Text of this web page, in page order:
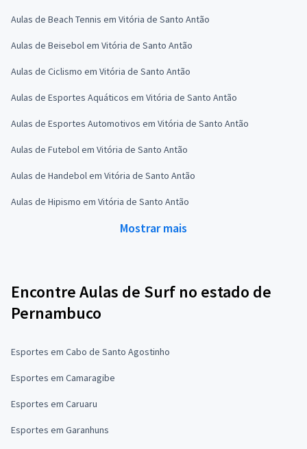
Aulas de Beach Tennis em Vitória de Santo Antão
Aulas de Beisebol em Vitória de Santo Antão
Aulas de Ciclismo em Vitória de Santo Antão
Aulas de Esportes Aquáticos em Vitória de Santo Antão
Aulas de Esportes Automotivos em Vitória de Santo Antão
Aulas de Futebol em Vitória de Santo Antão
Aulas de Handebol em Vitória de Santo Antão
Aulas de Hipismo em Vitória de Santo Antão
Mostrar mais
Encontre Aulas de Surf no estado de
Pernambuco
Esportes em Cabo de Santo Agostinho
Esportes em Camaragibe
Esportes em Caruaru
Esportes em Garanhuns